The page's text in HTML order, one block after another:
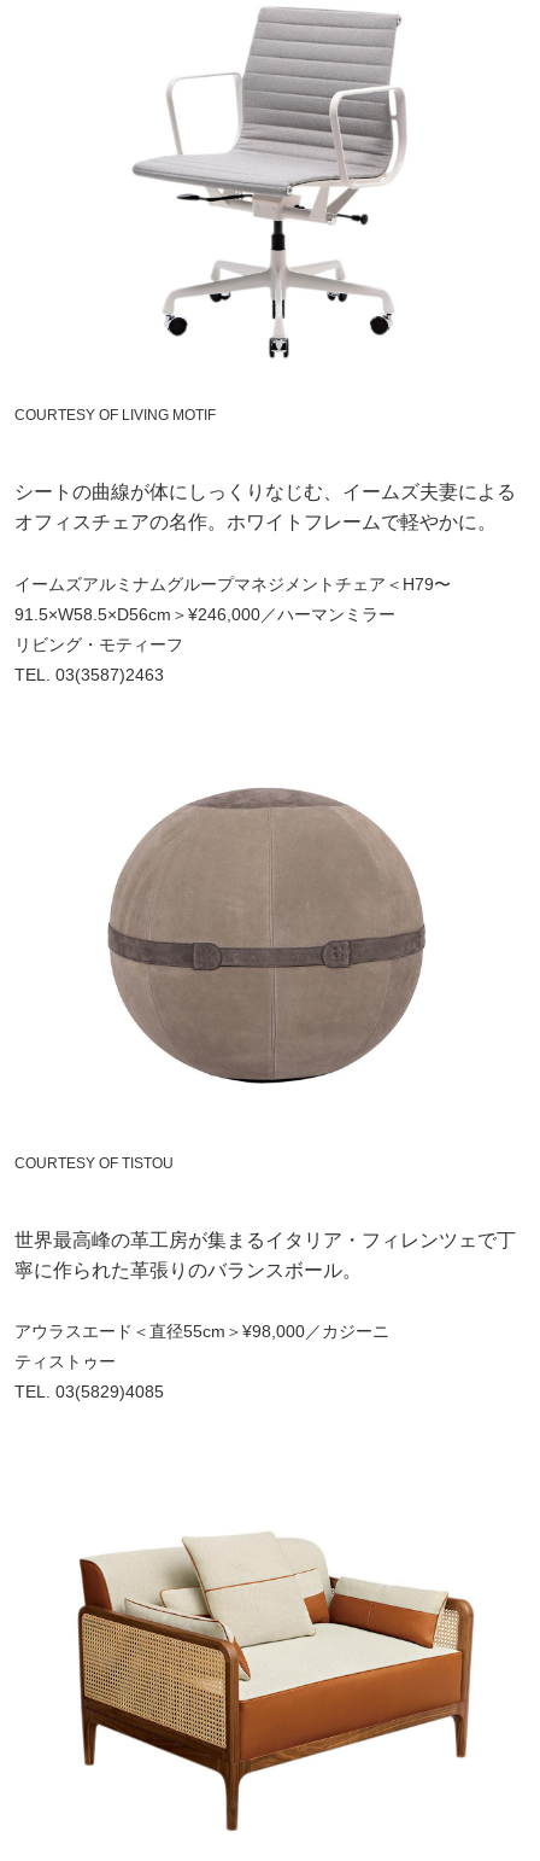
COURTESY OF LIVING MOTIF
シートの曲線が体にしっくりなじむ、イームズ夫妻による
オフィスチェアの名作。ホワイトフレームで軽やかに。
イームズアルミナムグループマネジメントチェア＜H79〜
91.5×W58.5×D56cm＞¥246,000／ハーマンミラー
リビング・モティーフ
TEL. 03(3587)2463
COURTESY OF TISTOU
世界最高峰の革工房が集まるイタリア・フィレンツェで丁
寧に作られた革張りのバランスボール。
アウラスエード＜直径55cm＞¥98,000／カジーニ
ティストゥー
TEL. 03(5829)4085